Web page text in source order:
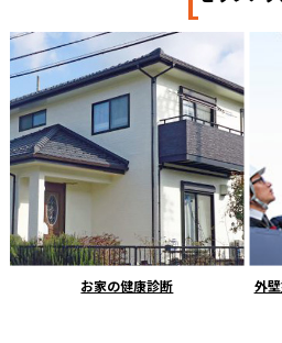
お家の健康診断
外